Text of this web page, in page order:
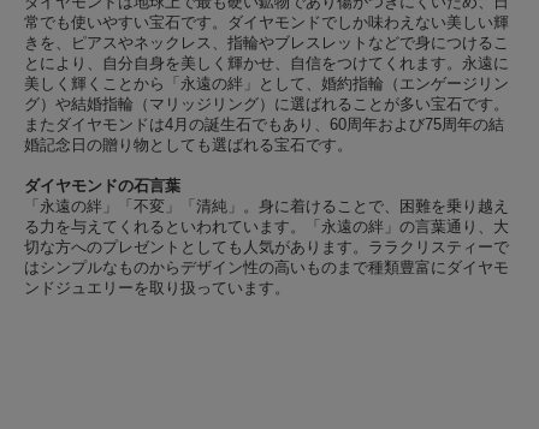
常でも使いやすい宝石です。ダイヤモンドでしか味わえない美しい輝
きを、ピアスやネックレス、指輪やブレスレットなどで身につけるこ
とにより、自分自身を美しく輝かせ、自信をつけてくれます。永遠に
美しく輝くことから「永遠の絆」として、婚約指輪（エンゲージリン
グ）や結婚指輪（マリッジリング）に選ばれることが多い宝石です。
またダイヤモンドは4月の誕生石でもあり、60周年および75周年の結
婚記念日の贈り物としても選ばれる宝石です。
ダイヤモンドの石言葉
「永遠の絆」「不変」「清純」。身に着けることで、困難を乗り越え
る力を与えてくれるといわれています。「永遠の絆」の言葉通り、大
切な方へのプレゼントとしても人気があります。ララクリスティーで
はシンプルなものからデザイン性の高いものまで種類豊富にダイヤモ
ンドジュエリーを取り扱っています。